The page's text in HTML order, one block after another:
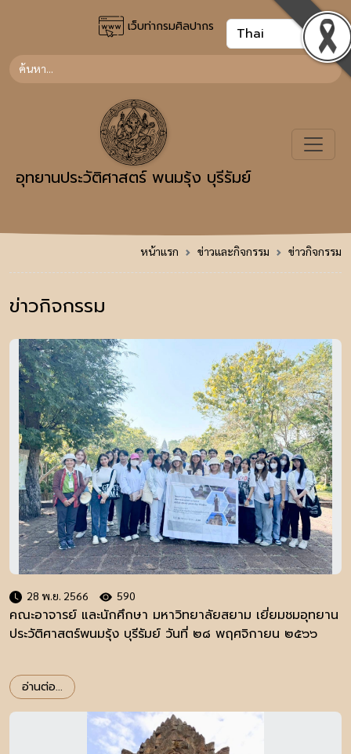
เว็บท่ากรมศิลปากร
อุทยานประวัติศาสตร์ พนมรุ้ง บุรีรัมย์
หน้าแรก ข่าวและกิจกรรม ข่าวกิจกรรม
ข่าวกิจกรรม
28 พ.ย. 2566 590
คณะอาจารย์ และนักศึกษา มหาวิทยาลัยสยาม เยี่ยมชมอุทยาน
ประวัติศาสตร์พนมรุ้ง บุรีรัมย์ วันที่ ๒๘ พฤศจิกายน ๒๕๖๖
อ่านต่อ...